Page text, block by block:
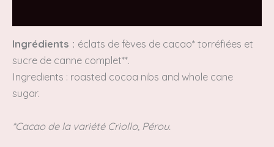
Ingrédients : éclats de fèves de cacao* torréfiées et
sucre de canne complet**.
Ingredients : roasted cocoa nibs and whole cane
sugar.
*Cacao de la variété Criollo, Pérou.